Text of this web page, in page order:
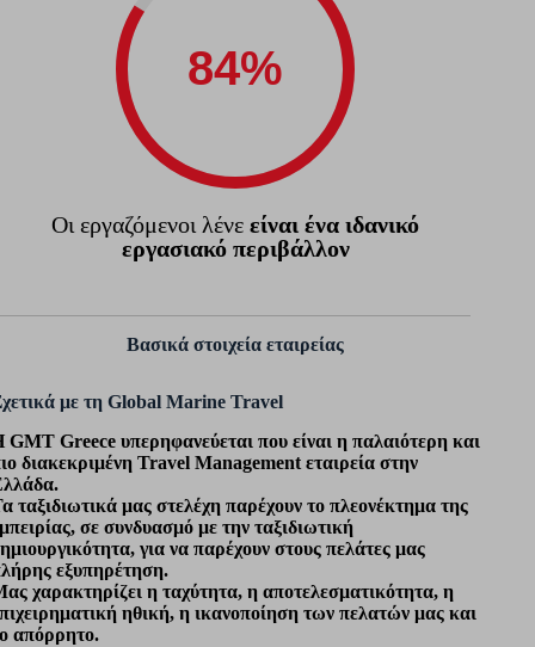
Οι εργαζόμενοι λένεείναι ένα ιδανικό
εργασιακό περιβάλλον
Βασικά στοιχεία εταιρείας
με τη Global Marine Travel
GMT Greece υπερηφανεύεται που είναι η παλαιότερη και
διακεκριμένη Travel Management εταιρεία στην
ταξιδιωτικά μας στελέχη παρέχουν το πλεονέκτημα της
σε συνδυασμό με την ταξιδιωτική
για να παρέχουν στους πελάτες μας
εξυπηρέτηση.
χαρακτηρίζει η ταχύτητα, η αποτελεσματικότητα, η
ηθική, η ικανοποίηση των πελατών μας και
απόρρητο.